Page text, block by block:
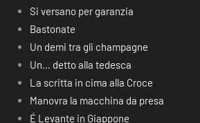
Si versano per garanzia
Bastonate
Un demi tra gli champagne
Un… detto alla tedesca
La scritta in cima alla Croce
Manovra la macchina da presa
É Levante in Giappone